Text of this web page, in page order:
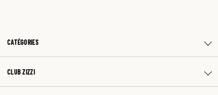
CATÉGORIES
CLUB ZIZZI